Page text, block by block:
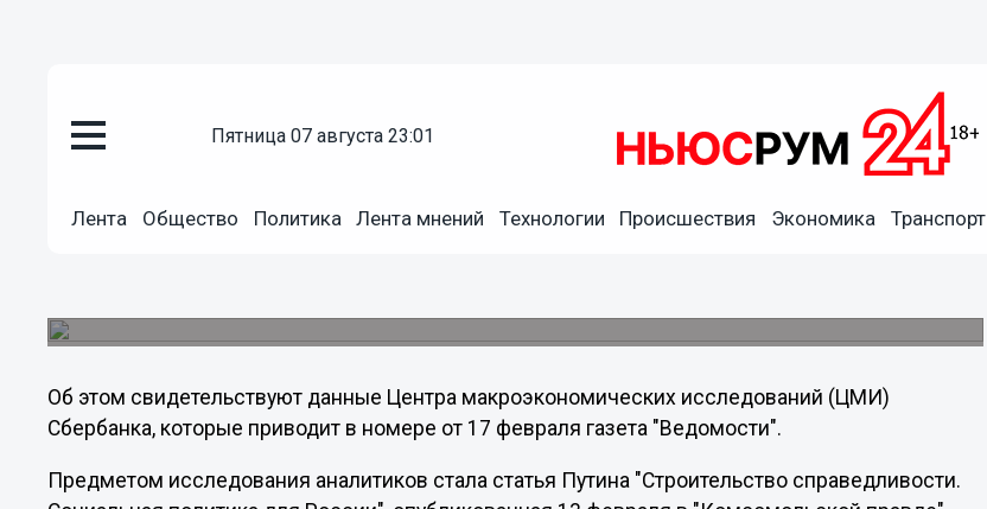
пятница 07 августа 23:01
Лента Общество Политика Лента мнений Технологии Происшествия Экономика Транспорт
Аналитики подсчитали стоимость предвыборных обещаний
Об этом свидетельствуют данные Центра макроэкономических исследований (ЦМИ)
Сбербанка, которые приводит в номере от 17 февраля газета "Ведомости".
Предметом исследования аналитиков стала статья Путина "Строительство справедливости.